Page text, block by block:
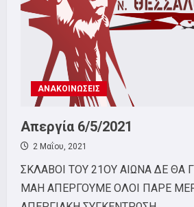
ΑΝΑΚΟΙΝΩΣΕΙΣ
Απεργία 6/5/2021
2 Μαΐου, 2021
ΣΚΛΑΒΟΙ ΤΟΥ 21ΟΥ ΑΙΩΝΑ ΔΕ ΘΑ
ΜΑΗ ΑΠΕΡΓΟΥΜΕ ΟΛΟΙ ΠΑΡΕ